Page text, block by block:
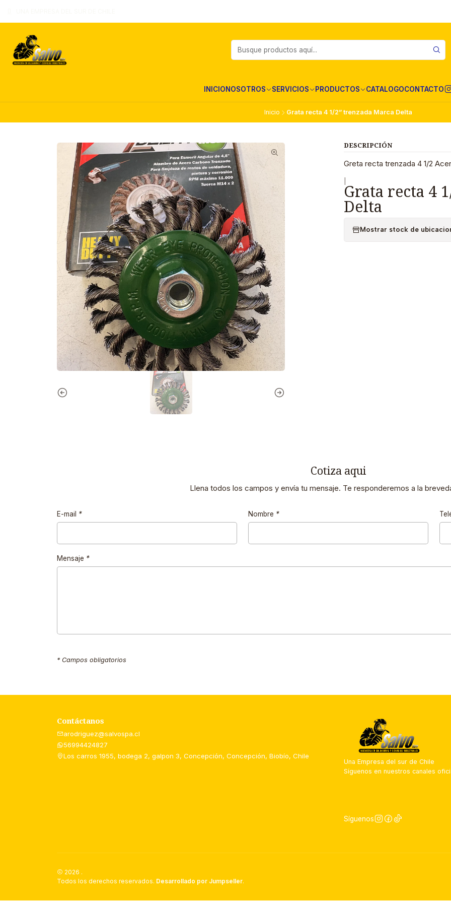
INICIONOSOTROS SERVICIOS PRODUCTOS CATALOGOCONTACTO
Inicio Grata recta 4 1/2” trenzada Marca Delta
DESCRIPCIÓN
Greta recta trenzada 4 1/2
Grata recta 4
Delta
Mostrar stock de
Cotiza aqui
Llena todos los campos y envía tu mensaje. Te responderemos a la
E-mail * Nombre *
Mensaje *
* Campos obligatorios
Contáctanos
arodriguez@salvospa.cl
56994424827
Los carros 1955, bodega 2, galpon 3, Concepción, Concepción, Biobío, Chile
Una Empresa del sur de Chile
Síguenos en nuestros canales
Síguenos
2026 .
Todos los derechos reservados. Desarrollado por Jumpseller.